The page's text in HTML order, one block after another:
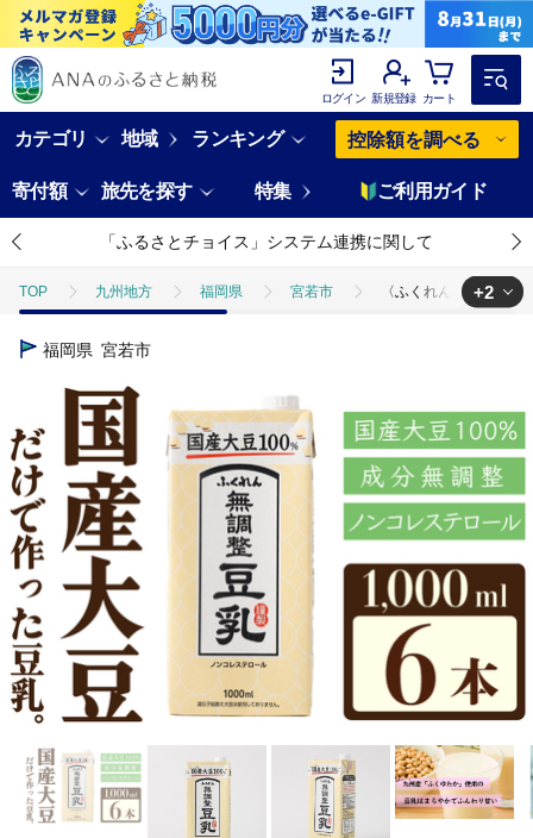
ログイン 新規登録 カート
カテゴリ 地域 ランキング 控除額を調べる
寄付額 旅先を探す 特集 ご利用ガイド
「ふるさとチョイス」システム連携に関して
TOP 九州地方 福岡県 宮若市 〈ふくれん〉 国産
TOP
飲料（酒以外）
+2
福岡県 宮若市